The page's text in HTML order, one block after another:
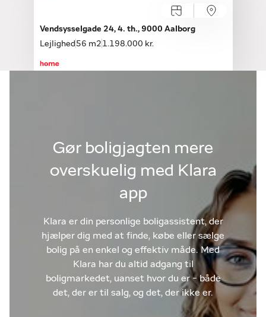
Søndag 09.08, kl. 12.00-16.00
Vendsysselgade 24, 4. th., 9000 Aalborg
Lejlighed 56 m2 1.198.000 kr.
Gør boligjagten mere
overskuelig med Klara
app
Klara er din personlige boligassistent, der
hjælper dig med at finde, købe eller sælge
bolig på en enkel og effektiv måde. Med
Klara har du altid adgang til
boligmarkedet, uanset hvor du er - både
det, der er til salg, og det, der ikke er.